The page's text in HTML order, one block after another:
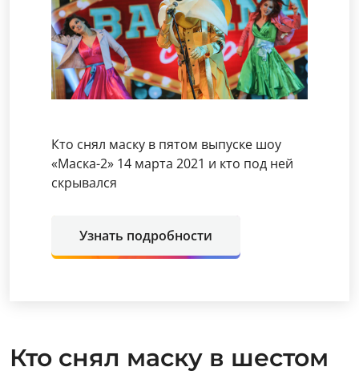
Кто снял маску в пятом выпуске шоу
«Маска-2» 14 марта 2021 и кто под ней
скрывался
Узнать подробности
Кто снял маску в шестом